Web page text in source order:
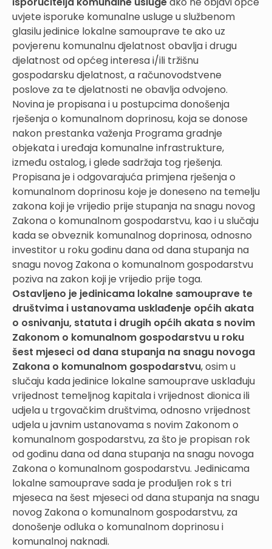
uvjete isporuke komunalne usluge u službenom
glasilu jedinice lokalne samouprave te ako uz
povjerenu komunalnu djelatnost obavlja i drugu
djelatnost od općeg interesa i/ili tržišnu
gospodarsku djelatnost, a računovodstvene
poslove za te djelatnosti ne obavlja odvojeno.
Novina je propisana i u postupcima donošenja
rješenja o komunalnom doprinosu, koja se donose
nakon prestanka važenja Programa gradnje
objekata i uređaja komunalne infrastrukture,
između ostalog, i glede sadržaja tog rješenja.
Propisana je i odgovarajuća primjena rješenja o
komunalnom doprinosu koje je doneseno na temelju
zakona koji je vrijedio prije stupanja na snagu novog
Zakona o komunalnom gospodarstvu, kao i u slučaju
kada se obveznik komunalnog doprinosa, odnosno
investitor u roku godinu dana od dana stupanja na
snagu novog Zakona o komunalnom gospodarstvu
poziva na zakon koji je vrijedio prije toga.
Ostavljeno je jedinicama lokalne samouprave te
društvima i ustanovama usklađenje općih akata
o osnivanju, statuta i drugih općih akata s novim
Zakonom o komunalnom gospodarstvu u roku
šest mjeseci od dana stupanja na snagu novoga
Zakona o komunalnom gospodarstvu, osim u
slučaju kada jedinice lokalne samouprave usklađuju
vrijednost temeljnog kapitala i vrijednost dionica ili
udjela u trgovačkim društvima, odnosno vrijednost
udjela u javnim ustanovama s novim Zakonom o
komunalnom gospodarstvu, za što je propisan rok
od godinu dana od dana stupanja na snagu novoga
Zakona o komunalnom gospodarstvu. Jedinicama
lokalne samouprave sada je produljen rok s tri
mjeseca na šest mjeseci od dana stupanja na snagu
novog Zakona o komunalnom gospodarstvu, za
donošenje odluka o komunalnom doprinosu i
komunalnoj naknadi.